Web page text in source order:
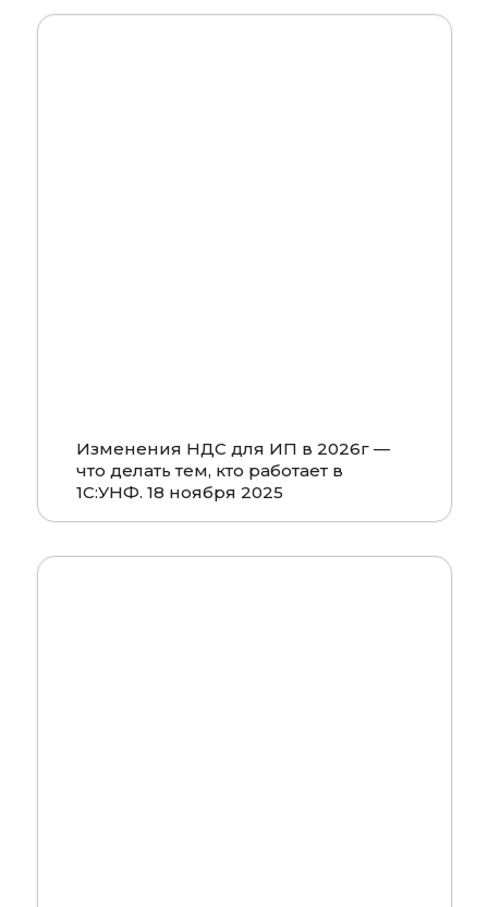
Изменения НДС для ИП в 2026г —
что делать тем, кто работает в
1С:УНФ. 18 ноября 2025